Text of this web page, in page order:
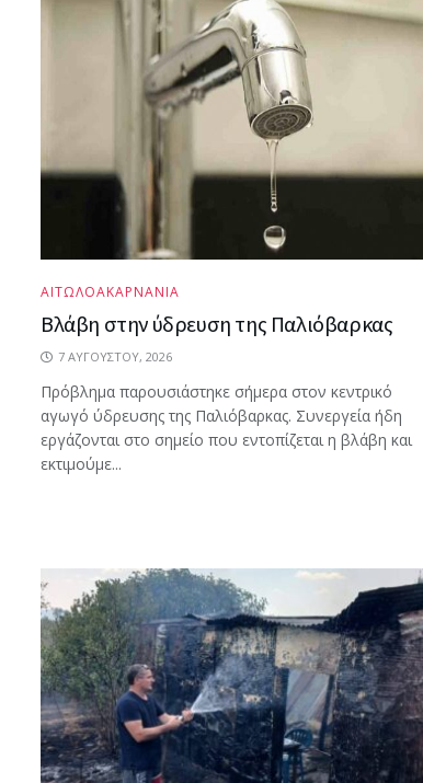
ΑΙΤΩΛΟΑΚΑΡΝΑΝΙΑ
Βλάβη στην ύδρευση της Παλιόβαρκας
7 ΑΥΓΟΎΣΤΟΥ, 2026
Πρόβλημα παρουσιάστηκε σήμερα στον κεντρικό
αγωγό ύδρευσης της Παλιόβαρκας. Συνεργεία ήδη
εργάζονται στο σημείο που εντοπίζεται η βλάβη και
εκτιμούμε...